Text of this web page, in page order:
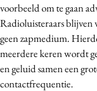
voorbeeld om te gaan
Radioluisteraars blijven
geen zapmedium.
meerdere keren wordt
en geluid samen een
contactfrequentie.